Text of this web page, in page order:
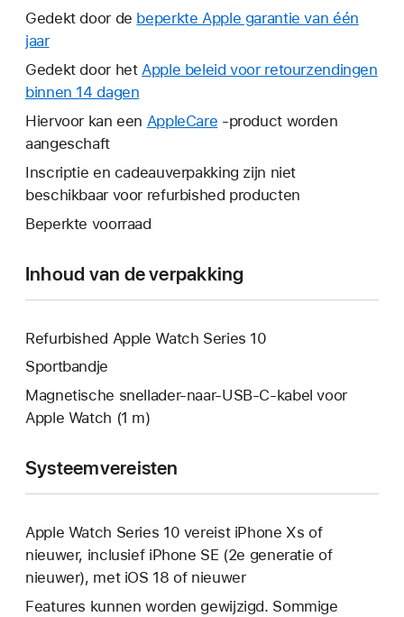
Gedekt door de beperkte Apple garantie van één
jaarHierdoor
wordt
er
nieuw
venster
geopend.
Gedekt door hetApple beleid voor retourzendingen
binnen 14 dagen
wordt
nieuw
venster
geopend.
Hiervoor kan een AppleCare Hierdoor
er
een
-product worden
aangeschaft
Inscriptie en cadeauverpakking zijn niet
beschikbaar voor refurbished producten
Beperkte voorraad
Inhoud van de verpakking
Refurbished Apple Watch Series 10
Sportbandje
Magnetische snellader-naar-USB‑C-kabel voor
Apple Watch (1 m)
Systeemvereisten
Apple Watch Series 10 vereist iPhone Xs of
nieuwer, inclusief iPhone SE (2e generatie of
nieuwer), met iOS 18 of nieuwer
Features kunnen worden gewijzigd. Sommige